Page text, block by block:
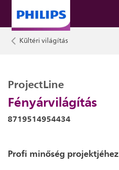
Kültéri világítás
Fényárvilágítás
ProjectLine
8719514954434
Profi minőség projektjéhez